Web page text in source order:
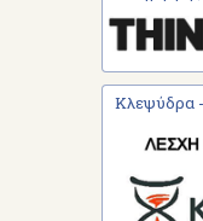
Κλεψύδρα